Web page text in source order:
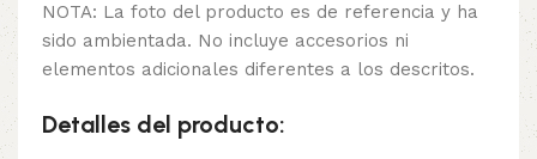
NOTA: La foto del producto es de referencia y ha
sido ambientada. No incluye accesorios ni
elementos adicionales diferentes a los descritos.
Detalles del producto: